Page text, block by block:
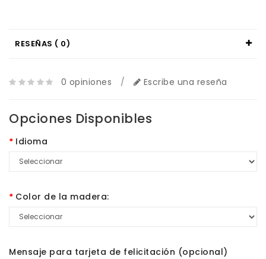
RESEÑAS ( 0)
0 opiniones / Escribe una reseña
Opciones Disponibles
Idioma
Color de la madera:
Mensaje para tarjeta de felicitación (opcional)